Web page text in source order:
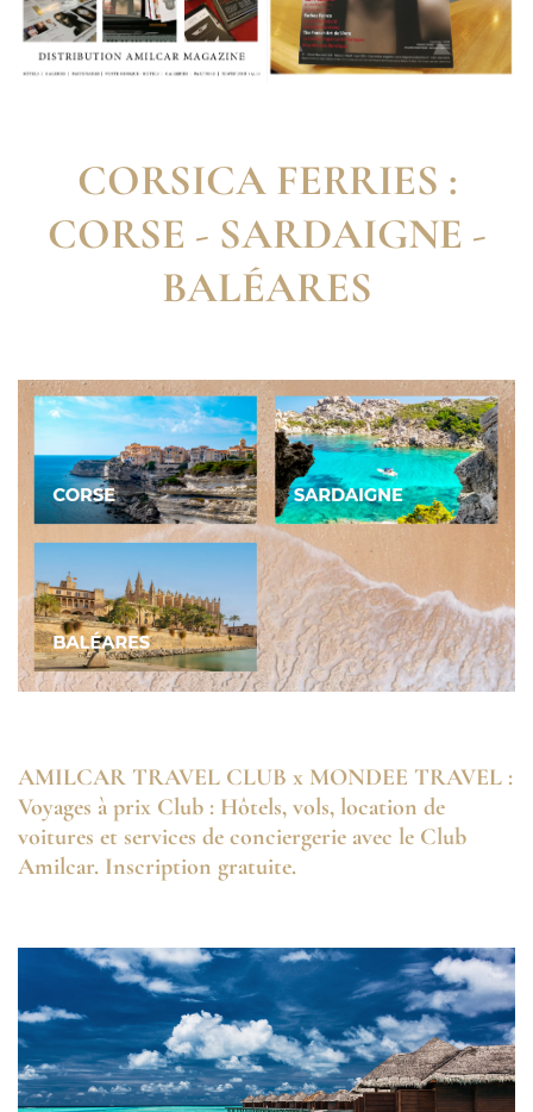
CORSICA FERRIES :
CORSE - SARDAIGNE -
BALÉARES
AMILCAR TRAVEL CLUB x MONDEE TRAVEL :
Voyages à prix Club : Hôtels, vols, location de
voitures et services de conciergerie avec le Club
Amilcar. Inscription gratuite.